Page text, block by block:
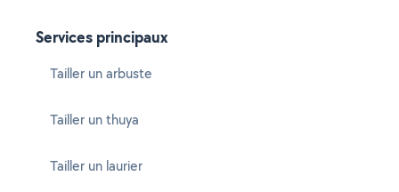
Services principaux
Tailler un arbuste
Tailler un thuya
Tailler un laurier